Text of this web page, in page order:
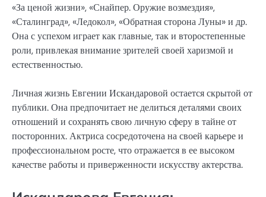
«За ценой жизни», «Снайпер. Оружие возмездия»,
«Сталинград», «Ледокол», «Обратная сторона Луны» и др.
Она с успехом играет как главные, так и второстепенные
роли, привлекая внимание зрителей своей харизмой и
естественностью.
Личная жизнь Евгении Искандаровой остается скрытой от
публики. Она предпочитает не делиться деталями своих
отношений и сохранять свою личную сферу в тайне от
посторонних. Актриса сосредоточена на своей карьере и
профессиональном росте, что отражается в ее высоком
качестве работы и приверженности искусству актерства.